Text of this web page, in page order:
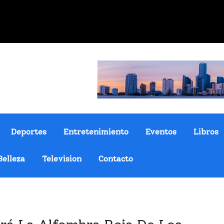
Deportes Entretenimiento Eventos Libros
Television Contacto